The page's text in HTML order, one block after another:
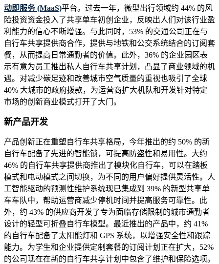
动即服务 (MaaS)平台。过去一年，微型出行领域约 44% 的风
险投资资金投入了共享单车初创企业，反映出人们对该行业盈
利能力的信心不断增强。与此同时，53% 的交通公司正在与
自行车共享提供商合作，提供与地铁和公交系统结合的订阅套
餐，从而提高日常通勤者的价值。此外，36% 的企业园区表
示有意为员工推出私人自行车共享计划，凸显了商业领域的机
遇。对减少碳足迹和改善城市空气质量的重视也吸引了全球
40% 大城市的政府拨款，为运营商扩大机队和开发针对特定
市场的创新商业模式打开了大门。
新产品开发
产品创新正在重塑自行车共享格局，今年推出的约 50% 的新
自行车配备了先进的智能锁，可提高防盗性和易用性。大约
46% 的自行车共享提供商推出了模块化自行车，可以在踏板
模式和电动模式之间切换，为不同的用户偏好提供灵活性。人
工智能驱动的预测性维护系统现已集成到 39% 的新型共享单
车车队中，帮助运营商减少停机时间并提高服务可靠性。此
外，约 43% 的供应商开发了专为面临存储限制的城市通勤者
设计的轻型可折叠自行车模型。最近推出的产品中，约 41%
的自行车配备了太阳能灯和 GPS 系统，以增强安全性和跟踪
能力。为学生和企业提供定制套餐的订阅计划正在扩大，52%
的公司现在在新的自行车共享计划中包含了维护和保险选项。